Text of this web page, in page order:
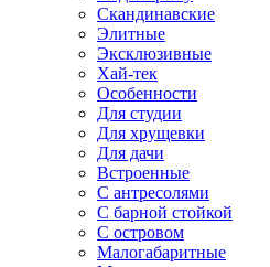
Скандинавские
Элитные
Эксклюзивные
Хай-тек
Особенности
Для студии
Для хрущевки
Для дачи
Встроенные
С антресолями
С барной стойкой
С островом
Малогабаритные